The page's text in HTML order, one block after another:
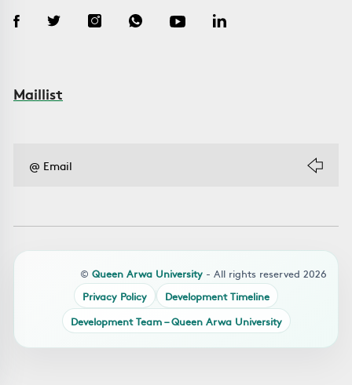
Maillist
© Queen Arwa University - All rights reserved 2026
Privacy Policy
Development Timeline
Development Team – Queen Arwa University